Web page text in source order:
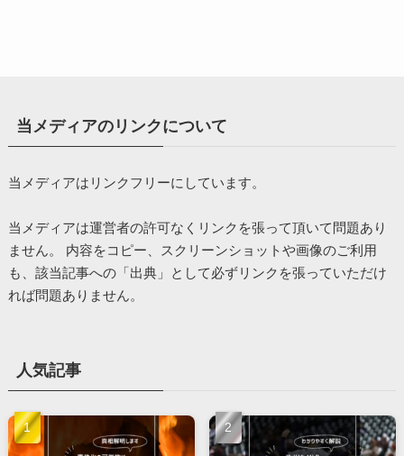
当メディアのリンクについて
当メディアはリンクフリーにしています。
当メディアは運営者の許可なくリンクを張って頂いて問題あり
ません。 内容をコピー、スクリーンショットや画像のご利用
も、該当記事への「出典」として必ずリンクを張っていただけ
れば問題ありません。
人気記事